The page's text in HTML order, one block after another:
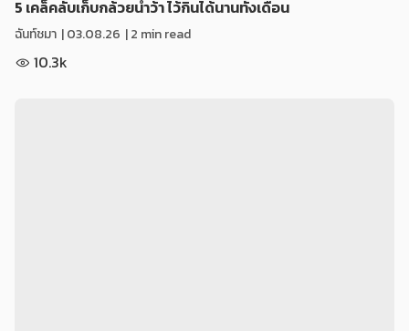
5 เคล็คลับเก็บกล้วยน้ำว้า ไว้กินได้นานทั้งเดือน
ฉันท์ชมา |03.08.26 | 2 min read
10.3k